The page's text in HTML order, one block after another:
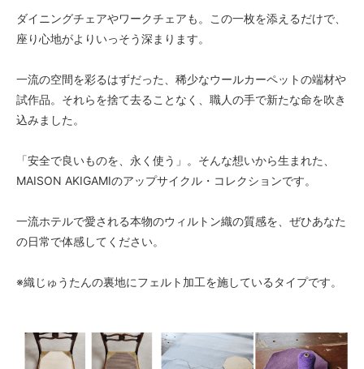
ダイニングチェアやワークチェアも。この一枚を添えるだけで、
座り心地がよりいっそう深まります。
一流の空間を彩るはずだった、稀少なウールカーペットの端材や
試作品。それらを捨て去ることなく、職人の手で新たな命を吹き
込みました。
「安全で良いものを、永く使う」。そんな想いから生まれた、
MAISON AKIGAMIのアップサイクル・コレクションです。
一流ホテルで愛される本物のウィルトン織の質感を、ぜひあなた
の日常で体感してください。
※織じゅうたんの裏地にフェルト加工を施しているタイプです。